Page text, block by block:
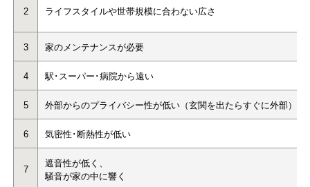
2 ライフスタイルや世帯規模に合わない広さ
3 家のメンテナンスが必要
4 駅･スーパー･病院から遠い
5 外部からのプライバシー性が低い（玄関を出たらすぐに外部）
6 気密性･断熱性が低い
7
遮音性が低く、
騒音が家の中に響く